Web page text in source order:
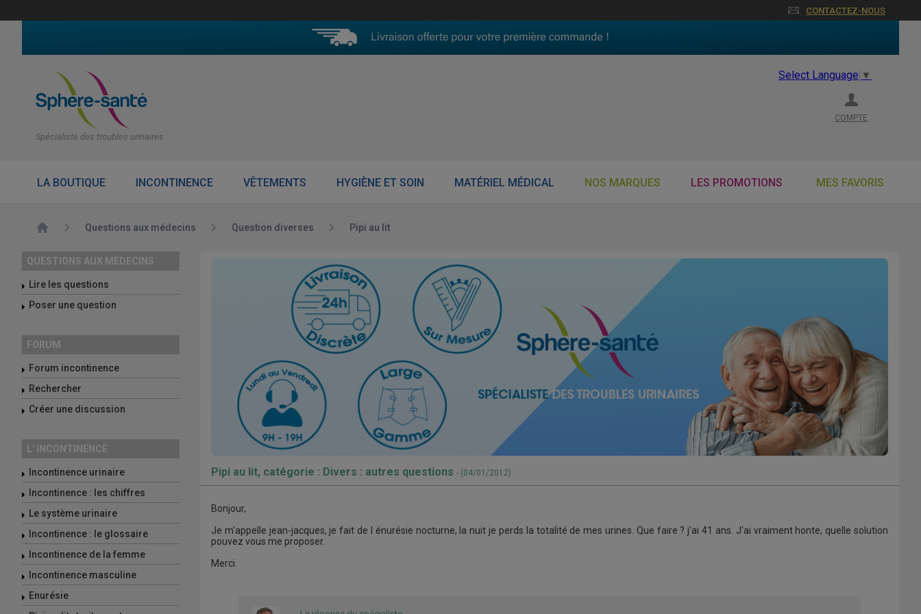
CONTACTEZ-NOUS
Spécialiste des troubles urinaires
Select Language ▼
COMPTE
LA BOUTIQUE INCONTINENCE VÊTEMENTS HYGIÈNE ET SOIN MATÉRIEL MÉDICAL NOS MARQUES LES PROMOTIONS MES FAVORIS
Accueil Questions aux médecins Question diverses Pipi au lit
QUESTIONS AUX MÉDECINS
Lire les questions
Poser une question
FORUM
Forum incontinence
Rechercher
Créer une discussion
L' INCONTINENCE
Incontinence urinaire
Incontinence : les chiffres
Le système urinaire
Incontinence : le glossaire
Incontinence de la femme
Incontinence masculine
Enurésie
Pipi au lit, catégorie : Divers : autres questions - (04/01/2012)
Bonjour,
Je m'appelle jean-jacques, je fait de l énurésie nocturne, la nuit je perds la totalité de mes urines. Que faire ? j'ai 41 ans. J'ai vraiment honte, quelle solution
pouvez vous me proposer.
Merci.